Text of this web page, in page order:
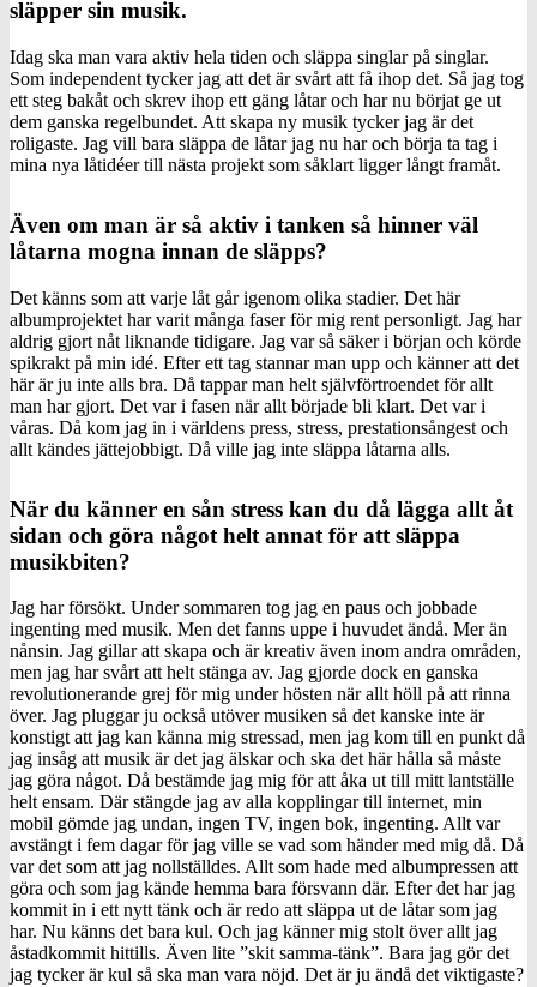
släpper sin musik.
Idag ska man vara aktiv hela tiden och släppa singlar på singlar.
Som independent tycker jag att det är svårt att få ihop det. Så jag tog
ett steg bakåt och skrev ihop ett gäng låtar och har nu börjat ge ut
dem ganska regelbundet. Att skapa ny musik tycker jag är det
roligaste. Jag vill bara släppa de låtar jag nu har och börja ta tag i
mina nya låtidéer till nästa projekt som såklart ligger långt framåt.
Även om man är så aktiv i tanken så hinner väl
låtarna mogna innan de släpps?
Det känns som att varje låt går igenom olika stadier. Det här
albumprojektet har varit många faser för mig rent personligt. Jag har
aldrig gjort nåt liknande tidigare. Jag var så säker i början och körde
spikrakt på min idé. Efter ett tag stannar man upp och känner att det
här är ju inte alls bra. Då tappar man helt självförtroendet för allt
man har gjort. Det var i fasen när allt började bli klart. Det var i
våras. Då kom jag in i världens press, stress, prestationsångest och
allt kändes jättejobbigt. Då ville jag inte släppa låtarna alls.
När du känner en sån stress kan du då lägga allt åt
sidan och göra något helt annat för att släppa
musikbiten?
Jag har försökt. Under sommaren tog jag en paus och jobbade
ingenting med musik. Men det fanns uppe i huvudet ändå. Mer än
nånsin. Jag gillar att skapa och är kreativ även inom andra områden,
men jag har svårt att helt stänga av. Jag gjorde dock en ganska
revolutionerande grej för mig under hösten när allt höll på att rinna
över. Jag pluggar ju också utöver musiken så det kanske inte är
konstigt att jag kan känna mig stressad, men jag kom till en punkt då
jag insåg att musik är det jag älskar och ska det här hålla så måste
jag göra något. Då bestämde jag mig för att åka ut till mitt lantställe
helt ensam. Där stängde jag av alla kopplingar till internet, min
mobil gömde jag undan, ingen TV, ingen bok, ingenting. Allt var
avstängt i fem dagar för jag ville se vad som händer med mig då. Då
var det som att jag nollställdes. Allt som hade med albumpressen att
göra och som jag kände hemma bara försvann där. Efter det har jag
kommit in i ett nytt tänk och är redo att släppa ut de låtar som jag
har. Nu känns det bara kul. Och jag känner mig stolt över allt jag
åstadkommit hittills. Även lite ”skit samma-tänk”. Bara jag gör det
jag tycker är kul så ska man vara nöjd. Det är ju ändå det viktigaste?